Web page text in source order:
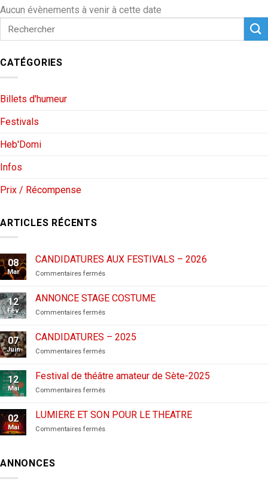
Aucun évènements à venir à cette date
CATÉGORIES
Billets d'humeur
Festivals
Heb'Domi
Infos
Prix / Récompense
ARTICLES RÉCENTS
08
Mar
CANDIDATURES AUX FESTIVALS – 2026
Commentaires ferméssur
AUX
FESTIVALS
–
12
Fév
ANNONCE STAGE COSTUME
Commentaires ferméssur
STAGE
COSTUME
07
Juin
CANDIDATURES – 2025
Commentaires ferméssur
2025
12
Mai
Festival de théâtre amateur de Sète-2025
Commentaires ferméssur
de
théâtre
amateur
02
Mai
LUMIERE ET SON POUR LE THEATRE
Commentaires ferméssur
ANNONCES